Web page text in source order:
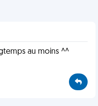
au moins ^^